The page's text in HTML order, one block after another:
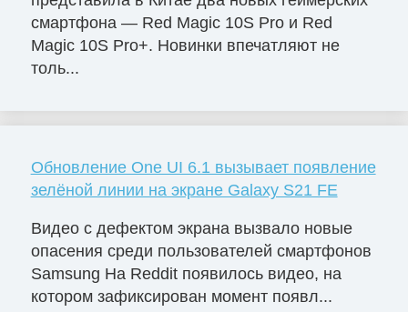
смартфона — Red Magic 10S Pro и Red
Magic 10S Pro+. Новинки впечатляют не
толь...
Обновление One UI 6.1 вызывает появление
зелёной линии на экране Galaxy S21 FE
Видео с дефектом экрана вызвало новые
опасения среди пользователей смартфонов
Samsung На Reddit появилось видео, на
котором зафиксирован момент появл...